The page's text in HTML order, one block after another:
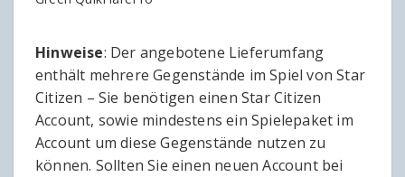
Hinweise: Der angebotene Lieferumfang
enthält mehrere Gegenstände im Spiel von Star
Citizen – Sie benötigen einen Star Citizen
Account, sowie mindestens ein Spielepaket im
Account um diese Gegenstände nutzen zu
können. Sollten Sie einen neuen Account bei